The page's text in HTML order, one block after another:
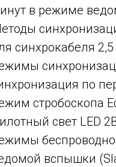
в режиме
синхрокабеля
по
стробоскопа
свет LED
вспышки